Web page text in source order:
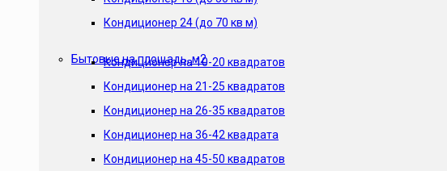
Кондиционер 24 (до 70 кв м)
Бытовые на площадь, м2
Кондиционер на 10-20 квадратов
Кондиционер на 21-25 квадратов
Кондиционер на 26-35 квадратов
Кондиционер на 36-42 квадрата
Кондиционер на 45-50 квадратов